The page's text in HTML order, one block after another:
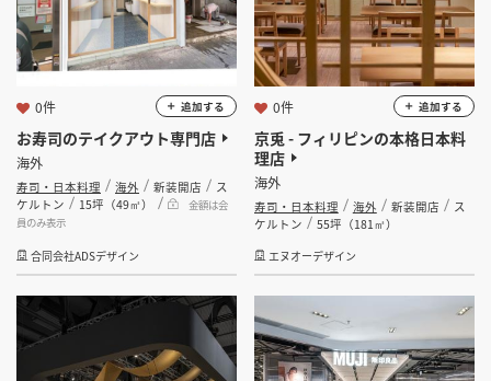
設計・施工範囲 選択する
設計施工会社 選択する
会員ログインすると検索できます。
坪数
坪 ～ 坪
お寿司のテイクアウト専門店
海外
寿司・日本料理 海外 新装開店
ス
ケルトン
15坪（49㎡）
金額は会
員のみ表示
合同会社ADSデザイン
0件 追加する
京兎 - フィリピンの本格日本料
理店
海外
寿司・日本料理 海外 新装開店
ス
ケルトン
55坪（181㎡）
エヌオーデザイン
0件 追加する